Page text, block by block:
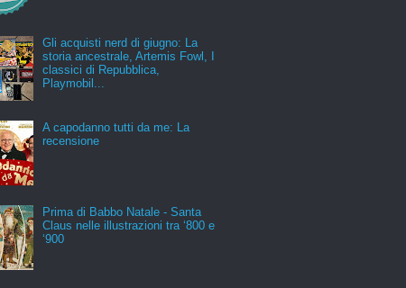
Gli acquisti nerd di giugno: La
storia ancestrale, Artemis Fowl, I
classici di Repubblica,
Playmobil...
A capodanno tutti da me: La
recensione
Prima di Babbo Natale - Santa
Claus nelle illustrazioni tra ‘800 e
‘900